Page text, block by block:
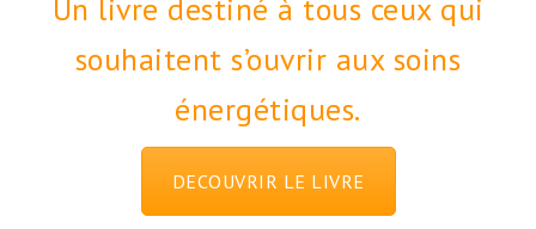
Un livre destiné à tous ceux qui
souhaitent s’ouvrir aux soins
énergétiques.
DECOUVRIR LE LIVRE